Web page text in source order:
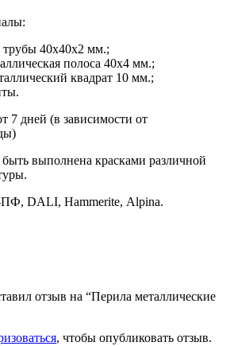
40х40х2 мм.;
полоса 40х4 мм.;
квадрат 10 мм.;
7 дней (в зависимости от
выполнена красками различной
DALI, Hammerite, Alpina.
отзыв на “Перила металлические
, чтобы опубликовать отзыв.